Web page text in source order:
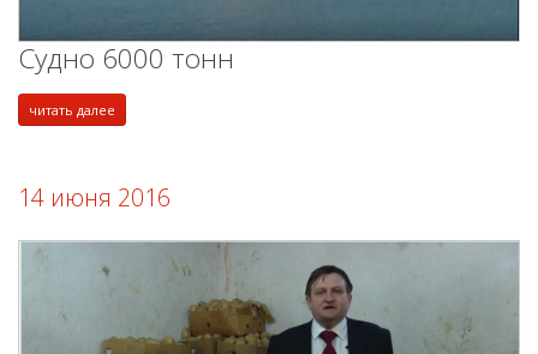
Судно 6000 тонн
читать далее
14 июня 2016